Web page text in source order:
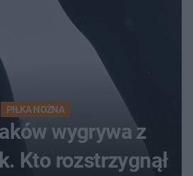
PIŁKA NOŻNA
wygrywa z
Kto rozstrzygnął